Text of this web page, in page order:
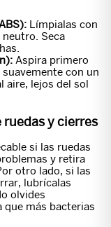
Límpialas con
Seca
Aspira primero
con un
aire, lejos del sol
ruedas y cierres
si las ruedas
y retira
otro lado, si las
lubrícalas
olvides
que más bacterias